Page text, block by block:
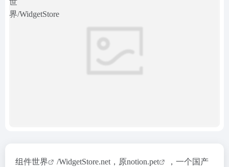
组件世界 /WidgetStore.net，原notion.pet
，一个国产